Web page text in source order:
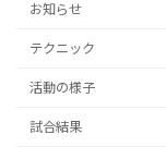
お知らせ
テクニック
活動の様子
試合結果